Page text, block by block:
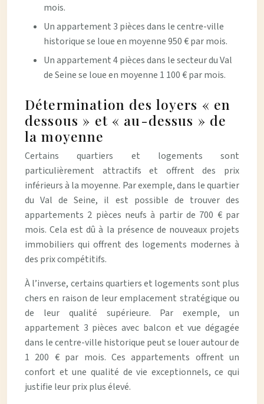
mois.
Un appartement 3 pièces dans le centre-ville
historique se loue en moyenne 950 € par mois.
Un appartement 4 pièces dans le secteur du Val
de Seine se loue en moyenne 1 100 € par mois.
Détermination des loyers « en
dessous » et « au-dessus » de
la moyenne
Certains quartiers et logements sont
particulièrement attractifs et offrent des prix
inférieurs à la moyenne. Par exemple, dans le quartier
du Val de Seine, il est possible de trouver des
appartements 2 pièces neufs à partir de 700 € par
mois. Cela est dû à la présence de nouveaux projets
immobiliers qui offrent des logements modernes à
des prix compétitifs.
À l’inverse, certains quartiers et logements sont plus
chers en raison de leur emplacement stratégique ou
de leur qualité supérieure. Par exemple, un
appartement 3 pièces avec balcon et vue dégagée
dans le centre-ville historique peut se louer autour de
1 200 € par mois. Ces appartements offrent un
confort et une qualité de vie exceptionnels, ce qui
justifie leur prix plus élevé.